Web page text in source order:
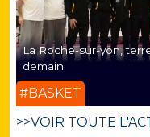
La Roche-sur-yon,
demain
#BASKET
>>VOIR TOUTE